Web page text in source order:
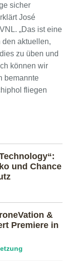
sicher
José
„Das ist eine
den aktuellen,
zu üben und
können wir
bemannte
fliegen
und Chance
&
Premiere in